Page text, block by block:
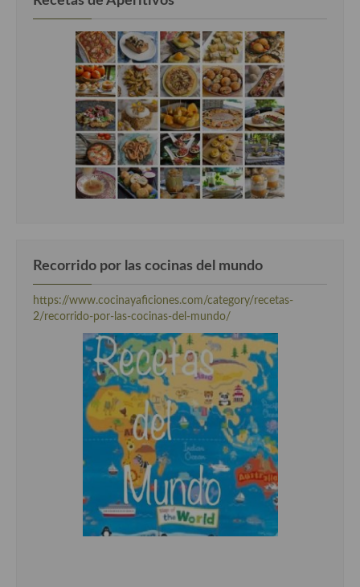
Recorrido por las cocinas del mundo
https://www.cocinayaficiones.com/category/recetas-
2/recorrido-por-las-cocinas-del-mundo/